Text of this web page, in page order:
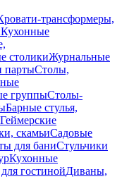
трансформеры,
Кухонные
столикиЖурнальные
партыСтолы,
группыСтолы-
Барные стулья,
Геймерские
скамьиСадовые
для баниСтульчики
Кухонные
гостинойДиваны,